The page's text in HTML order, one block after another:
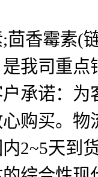
茴香霉素(
我司重
承诺：
购买。
2~5天到